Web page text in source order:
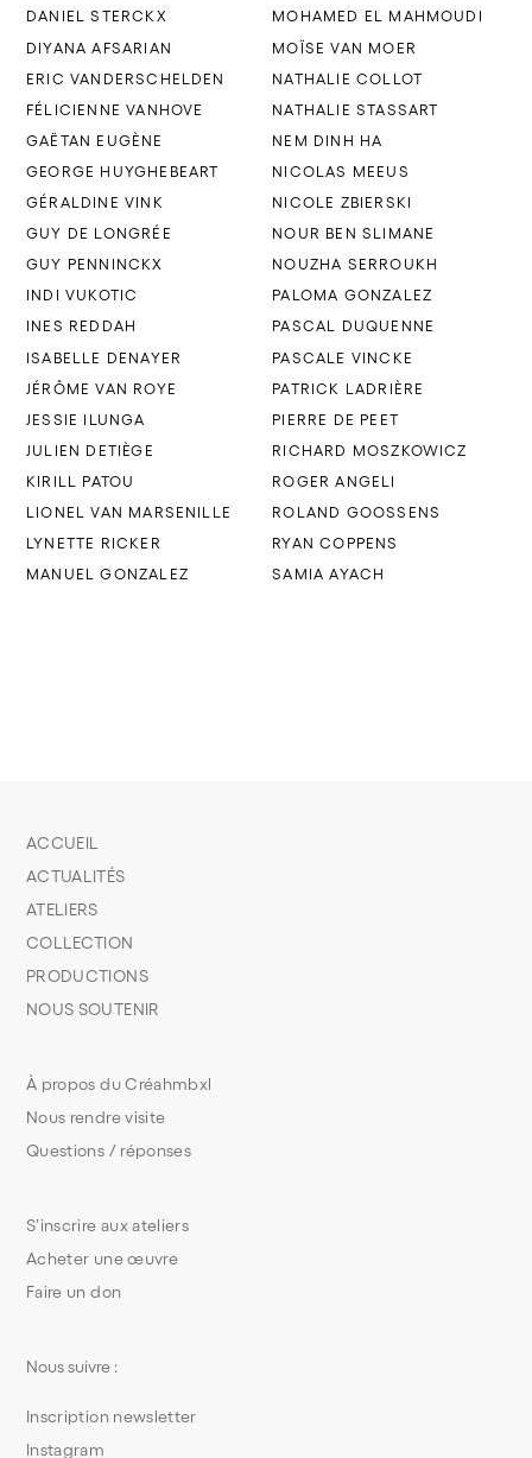
DANIEL STERCKX
DIYANA AFSARIAN
ERIC VANDERSCHELDEN
FÉLICIENNE VANHOVE
GAËTAN EUGÈNE
GEORGE HUYGHEBEART
GÉRALDINE VINK
GUY DE LONGRÉE
GUY PENNINCKX
INDI VUKOTIC
INES REDDAH
ISABELLE DENAYER
JÉRÔME VAN ROYE
JESSIE ILUNGA
JULIEN DETIÈGE
KIRILL PATOU
LIONEL VAN MARSENILLE
LYNETTE RICKER
MANUEL GONZALEZ
MOHAMED EL MAHMOUDI
MOÏSE VAN MOER
NATHALIE COLLOT
NATHALIE STASSART
NEM DINH HA
NICOLAS MEEUS
NICOLE ZBIERSKI
NOUR BEN SLIMANE
NOUZHA SERROUKH
PALOMA GONZALEZ
PASCAL DUQUENNE
PASCALE VINCKE
PATRICK LADRIÈRE
PIERRE DE PEET
RICHARD MOSZKOWICZ
ROGER ANGELI
ROLAND GOOSSENS
RYAN COPPENS
SAMIA AYACH
S’inscrire aux ateliers
Acheter une œuvre
Faire un don
À propos du Créahmbxl
Nous rendre visite
Questions / réponses
ACCUEIL
ACTUALITÉS
ATELIERS
COLLECTION
PRODUCTIONS
NOUS SOUTENIR
Nous suivre :
Inscription newsletter
Instagram